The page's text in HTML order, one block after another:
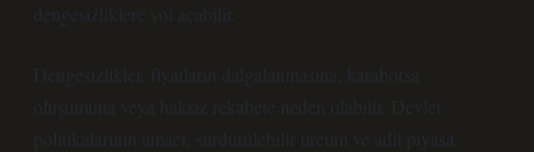
dengesizliklere yol açabilir.
Dengesizlikler
, fiyatların dalgalanmasına, karaborsa
oluşumuna veya haksız rekabete neden olabilir. Devlet
politikalarının amacı, sürdürülebilir üretim ve adil piyasa